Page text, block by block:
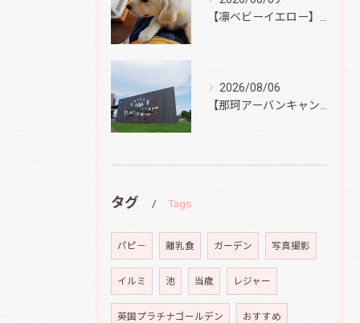
2026/08/06
タグ Tags
パピ－ 離乳食 ガーデン 写真撮影
イルミ 池 当歳 レジャー
英国プラチナゴールデン おすすめ